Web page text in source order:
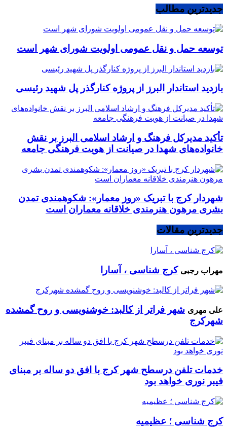
جدیدترین مطالب
توسعه حمل و نقل عمومی اولویت شورای شهر است
بازدید استاندار البرز از پروژه کنارگذر پل شهید رئیسی
تأکید مدیرکل فرهنگ و ارشاد اسلامی البرز بر نقش
خانواده‌های شهدا در صیانت از هویت فرهنگی جامعه
شهردار کرج با تبریک «روز معمار»: شکوهمندی تمدن
بشری مرهون هنرمندی خلاقانه معماران است
جدیدترین مقالات
مهراب رجبی کرج شناسی ، آسارا
علی مهری شهر فراتر از کالبد: خوشنویسی و روح گمشده
شهرکرج
خدمات تلفن درسطح شهر کرج با افق دو ساله بر مبنای
فیبر نوری خواهد بود
کرج شناسی ؛ عظیمیه